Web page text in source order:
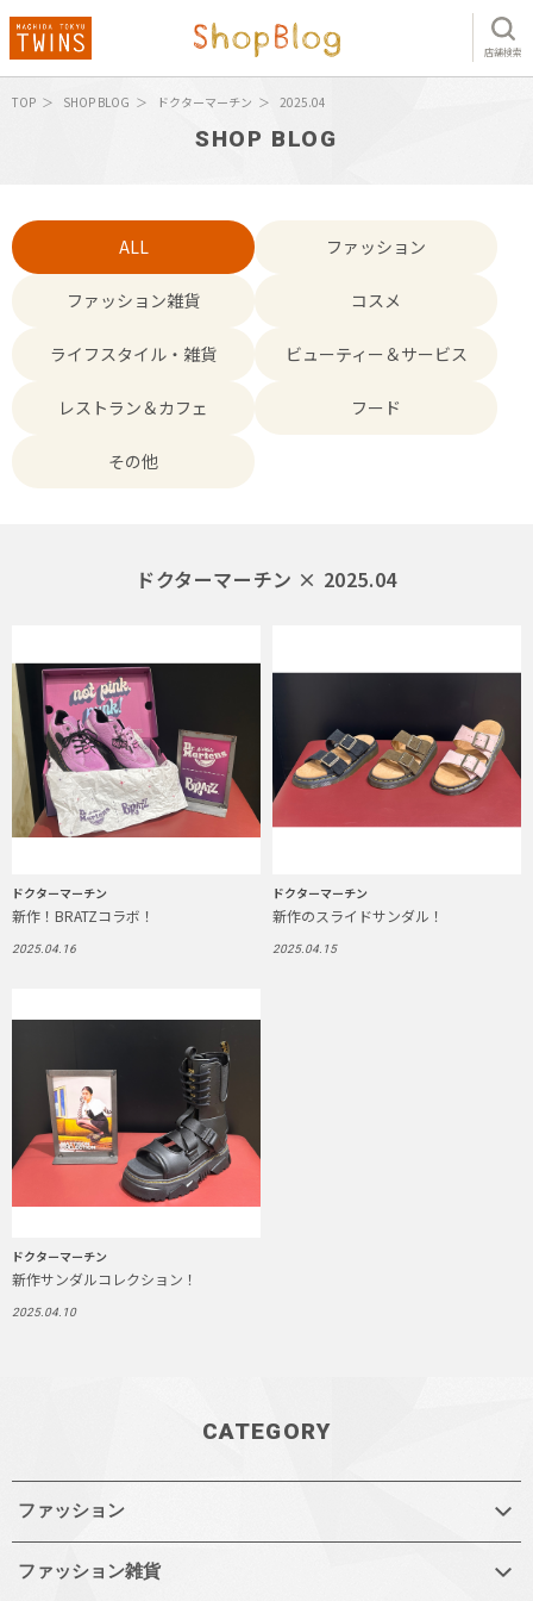
店舗検索
TOP SHOP BLOG ドクターマーチン 2025.04
SHOP BLOG
ALL ファッション
ファッション雑貨 コスメ
ライフスタイル・雑貨 ビューティー＆サービス
レストラン＆カフェ フード
その他
ドクターマーチン × 2025.04
ドクターマーチン
新作！BRATZコラボ！
2025.04.16
ドクターマーチン
新作のスライドサンダル！
2025.04.15
ドクターマーチン
新作サンダルコレクション！
2025.04.10
CATEGORY
ファッション
ファッション雑貨